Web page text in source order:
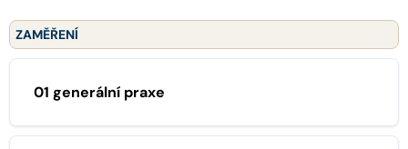
ZAMĚŘENÍ
01 generální praxe